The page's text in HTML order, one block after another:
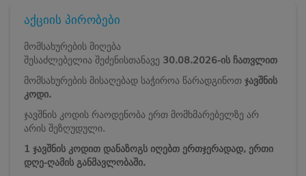
აქციის პირობები
მომსახურების მიღება
შესაძლებელია შეძენისთანავე 30.08.2026-ის ჩათვლით
მომსახურების მისაღებად საჭიროა წარადგინოთ ჯავშნის
კოდი.
ჯავშნის კოდის რაოდენობა ერთ მომხმარებელზე არ
არის შეზღუდული.
1 ჯავშნის კოდით დანაზოგს იღებთ ერთჯერადად, ერთი
დღე-ღამის განმავლობაში.